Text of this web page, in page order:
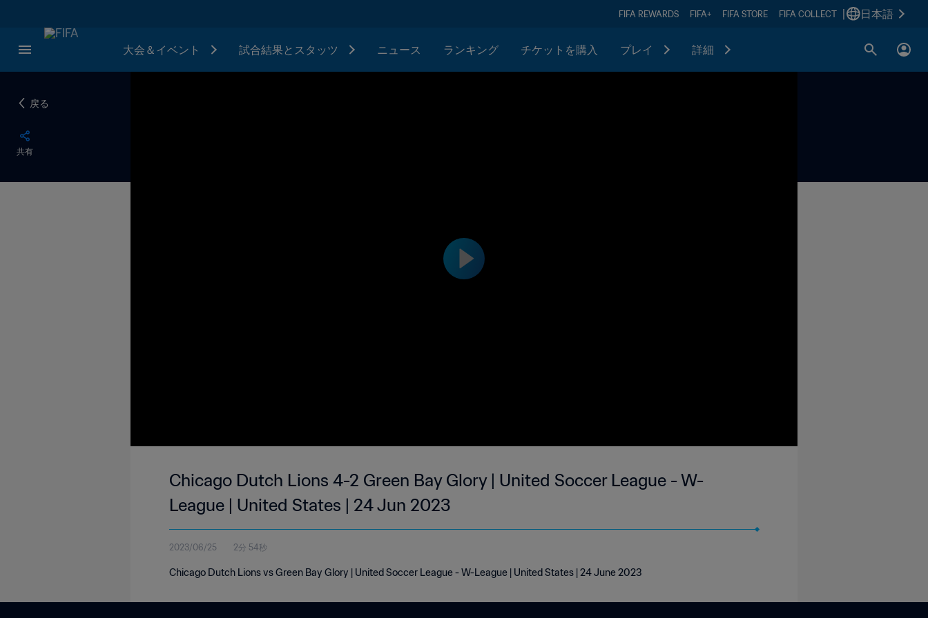
FIFA REWARDS FIFA+ FIFA STORE FIFA COLLECT 日本語
大会＆イベント 試合結果とスタッツ ニュース ランキング チケットを購入 プレイ 詳細
戻る
共有
Chicago Dutch Lions 4-2 Green Bay Glory | United Soccer League - W-
League | United States | 24 Jun 2023
2023/06/25 2分 54秒
Chicago Dutch Lions vs Green Bay Glory | United Soccer League - W-League | United States | 24 June 2023